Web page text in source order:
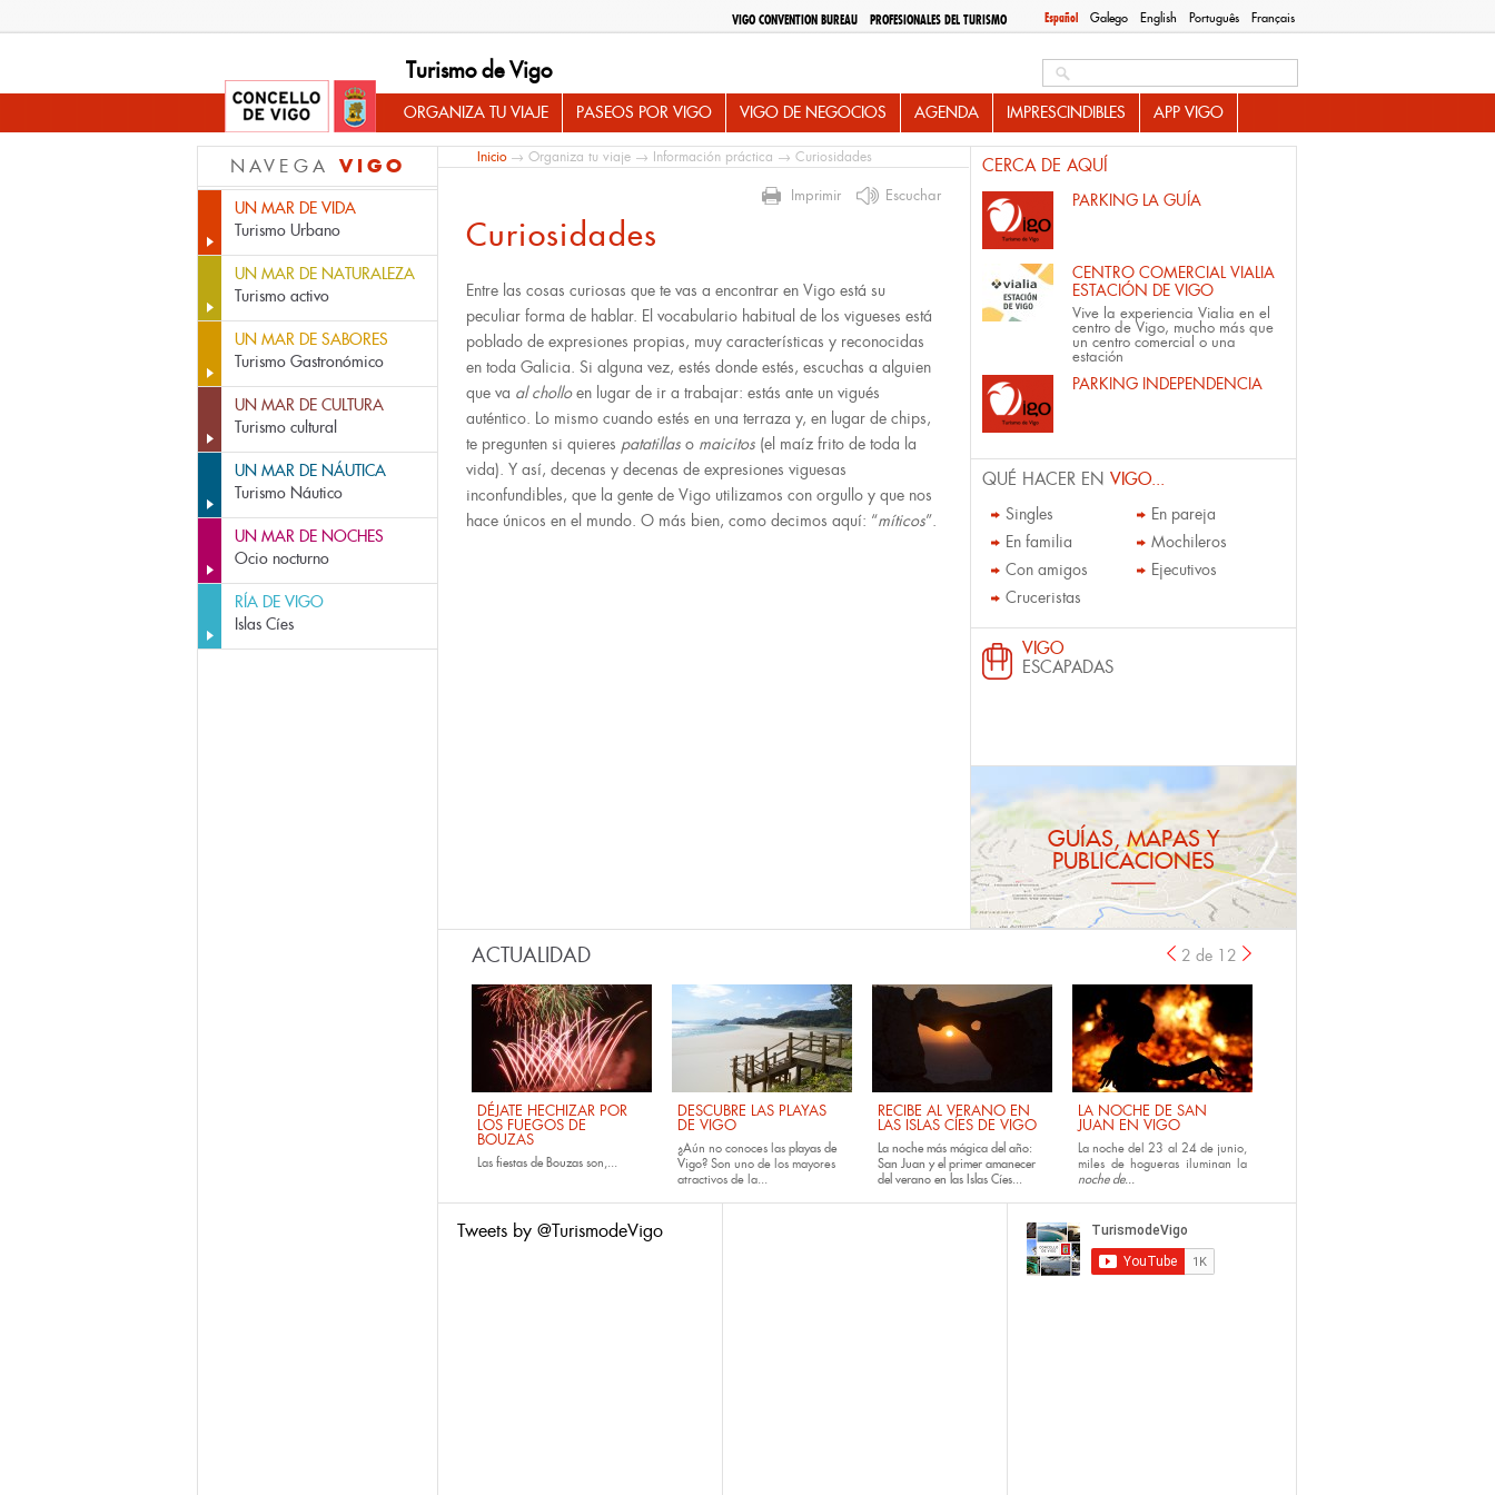
Español Galego English Português Français
VIGO CONVENTION BUREAU PROFESIONALES DEL TURISMO
Turismo de Vigo
ORGANIZA TU VIAJE PASEOS POR VIGO VIGO DE NEGOCIOS AGENDA IMPRESCINDIBLES APP VIGO
NAVEGA VIGO
UN MAR DE VIDA
Turismo Urbano
UN MAR DE NATURALEZA
Turismo activo
UN MAR DE SABORES
Turismo Gastronómico
UN MAR DE CULTURA
Turismo cultural
UN MAR DE NÁUTICA
Turismo Náutico
UN MAR DE NOCHES
Ocio nocturno
RÍA DE VIGO
Islas Cíes
Inicio→ Organiza tu viaje → Información práctica → Curiosidades
Imprimir Escuchar
Curiosidades
Entre las cosas curiosas que te vas a encontrar en Vigo está su
peculiar forma de hablar. El vocabulario habitual de los vigueses está
poblado de expresiones propias, muy características y reconocidas
en toda Galicia. Si alguna vez, estés donde estés, escuchas a alguien
que va al cholloen lugar de ir a trabajar: estás ante un vigués
auténtico. Lo mismo cuando estés en una terraza y, en lugar de chips,
te pregunten si quieres patatillas o maicitos (el maíz frito de toda la
vida). Y así, decenas y decenas de expresiones viguesas
inconfundibles, que la gente de Vigo utilizamos con orgullo y que nos
hace únicos en el mundo. O más bien, como decimos aquí: “míticos”.
CERCA DE AQUÍ
PARKING LA GUÍA
CENTRO COMERCIAL VIALIA
ESTACIÓN DE VIGO
Vive la experiencia Vialia en el
centro de Vigo, mucho más que
un centro comercial o una
estación
PARKING INDEPENDENCIA
QUÉ HACER EN VIGO...
Singles
En pareja
En familia
Mochileros
Con amigos
Ejecutivos
Cruceristas
VIGO
ESCAPADAS
GUÍAS, MAPAS Y
PUBLICACIONES
ACTUALIDAD
DÉJATE HECHIZAR POR
LOS FUEGOS DE
BOUZAS
Las fiestas de Bouzas son,...
DESCUBRE LAS PLAYAS
DE VIGO
¿Aún no conoces las playas de
Vigo? Son uno de los mayores
atractivos de la...
RECIBE AL VERANO EN
LAS ISLAS CÍES DE VIGO
La noche más mágica del año:
San Juan y el primer amanecer
del verano en las Islas Cíes...
LA NOCHE DE SAN
JUAN EN VIGO
La noche del 23 al 24 de junio,
miles de hogueras iluminan la
noche de...
2 de 12
Tweets by @TurismodeVigo